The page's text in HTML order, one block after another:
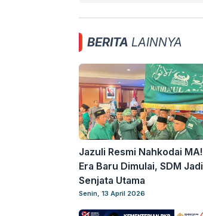
BERITA LAINNYA
Jazuli Resmi Nahkodai MA!
Era Baru Dimulai, SDM Jadi
Senjata Utama
Senin, 13 April 2026